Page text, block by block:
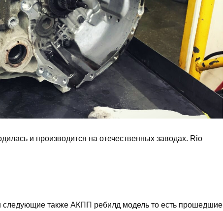
и производится на отечественных заводах. Rio
также АКПП ребилд модель то есть прошедшие